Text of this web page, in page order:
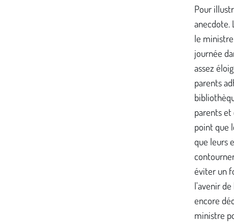
Pour
anecdote.
le
journée
assez
parents
parents et
point que
que leurs
éviter un
l'avenir de
encore
ministre